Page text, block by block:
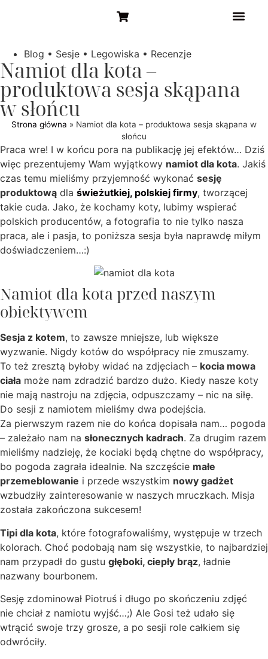
Blog • Sesje • Legowiska • Recenzje
Namiot dla kota –
produktowa sesja skąpana
w słońcu
Strona główna » Namiot dla kota – produktowa sesja skąpana w
słońcu
Praca wre! I w końcu pora na publikację jej efektów… Dziś
więc prezentujemy Wam wyjątkowy namiot dla kota. Jakiś
czas temu mieliśmy przyjemność wykonać sesję
produktową dla świeżutkiej, polskiej firmy, tworzącej
takie cuda. Jako, że kochamy koty, lubimy wspierać
polskich producentów, a fotografia to nie tylko nasza
praca, ale i pasja, to poniższa sesja była naprawdę miłym
doświadczeniem…:)
Namiot dla kota przed naszym
obiektywem
Sesja z kotem, to zawsze mniejsze, lub większe
wyzwanie. Nigdy kotów do współpracy nie zmuszamy.
To też zresztą byłoby widać na zdjęciach – kocia mowa
ciała może nam zdradzić bardzo dużo. Kiedy nasze koty
nie mają nastroju na zdjęcia, odpuszczamy – nic na siłę.
Do sesji z namiotem mieliśmy dwa podejścia.
Za pierwszym razem nie do końca dopisała nam… pogoda
– zależało nam na słonecznych kadrach. Za drugim razem
mieliśmy nadzieję, że kociaki będą chętne do współpracy,
bo pogoda zagrała idealnie. Na szczęście małe
przemeblowanie i przede wszystkim nowy gadżet
wzbudziły zainteresowanie w naszych mruczkach. Misja
została zakończona sukcesem!
Tipi dla kota, które fotografowaliśmy, występuje w trzech
kolorach. Choć podobają nam się wszystkie, to najbardziej
nam przypadł do gustu głęboki, ciepły brąz, ładnie
nazwany bourbonem.
Sesję zdominował Piotruś i długo po skończeniu zdjęć
nie chciał z namiotu wyjść…;) Ale Gosi też udało się
wtrącić swoje trzy grosze, a po sesji role całkiem się
odwróciły.